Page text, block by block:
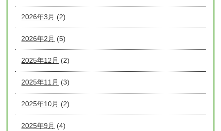
2026年3月 (2)
2026年2月 (5)
2025年12月 (2)
2025年11月 (3)
2025年10月 (2)
2025年9月 (4)